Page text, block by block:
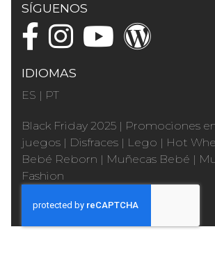
SÍGUENOS
IDIOMAS
ES | PT
Black Friday 2025 | Promociones
juegos | Disfraces | Lego | Hot
Bebé Reborn | Muñecas Bebé |
Fashion